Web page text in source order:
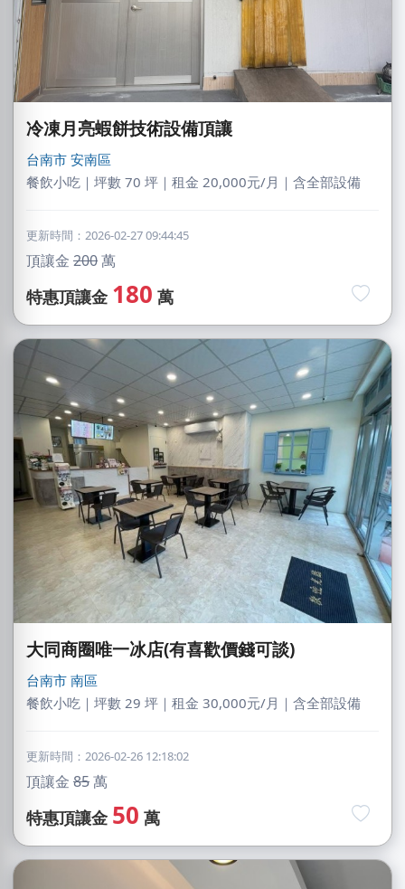
冷凍月亮蝦餅技術設備頂讓
台南市 安南區
餐飲小吃｜坪數 70 坪｜租金 20,000元/月｜含全部設備
更新時間：2026-02-27 09:44:45
頂讓金 200萬
特惠頂讓金 180 萬
大同商圈唯一冰店(有喜歡價錢可談)
台南市 南區
餐飲小吃｜坪數 29 坪｜租金 30,000元/月｜含全部設備
更新時間：2026-02-26 12:18:02
頂讓金 85萬
特惠頂讓金 50 萬